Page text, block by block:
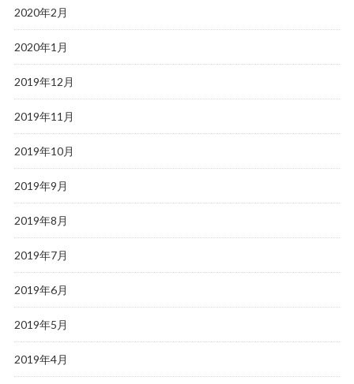
2020年2月
2020年1月
2019年12月
2019年11月
2019年10月
2019年9月
2019年8月
2019年7月
2019年6月
2019年5月
2019年4月